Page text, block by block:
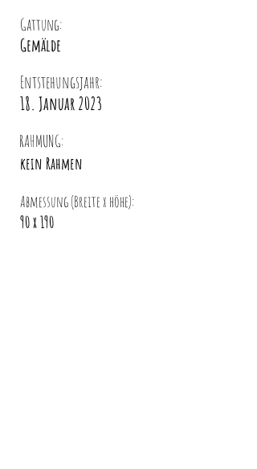
Gattung:
Gemälde
Entstehungsjahr:
18. Januar 2023
RAHMUNG:
kein Rahmen
Abmessung (Breite x höhe):
90 x 190